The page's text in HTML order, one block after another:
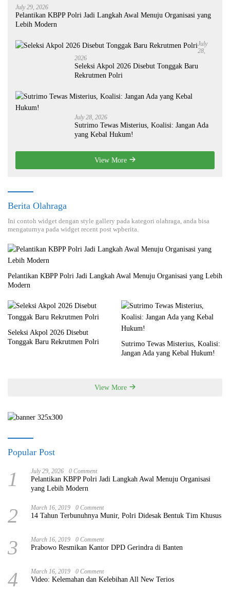
July 29, 2026
Pelantikan KBPP Polri Jadi Langkah Awal Menuju Organisasi yang
Lebih Modern
July
28,
2026
Seleksi Akpol 2026 Disebut Tonggak Baru
Rekrutmen Polri
July 28, 2026
Sutrimo Tewas Misterius, Koalisi: Jangan Ada
yang Kebal Hukum!
View More
Berita Olahraga
Ini contoh widget dengan style gallery pada kategori olahraga, anda bisa
mengaturnya pada widget recent post wpberita.
Pelantikan KBPP Polri Jadi Langkah Awal Menuju Organisasi yang Lebih
Modern
Seleksi Akpol 2026 Disebut
Tonggak Baru Rekrutmen Polri
Sutrimo Tewas Misterius, Koalisi:
Jangan Ada yang Kebal Hukum!
View More
Popular Post
1 July 29, 2026 0 Comment
Pelantikan KBPP Polri Jadi Langkah Awal Menuju Organisasi
yang Lebih Modern
2 March 16, 2019 0 Comment
14 Tahun Terbunuhnya Munir, Polri Didesak Bentuk Tim Khusus
3 March 16, 2019 0 Comment
Prabowo Resmikan Kantor DPD Gerindra di Banten
4 March 16, 2019 0 Comment
Video: Kelemahan dan Kelebihan All New Terios